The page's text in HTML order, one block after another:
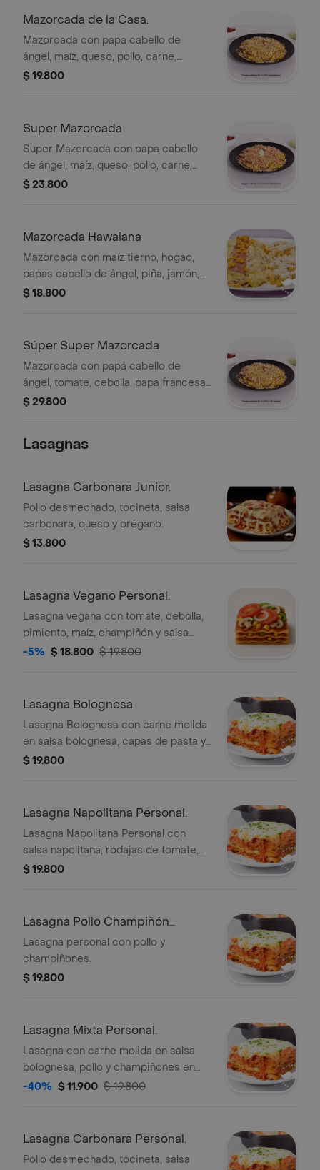
Mazorcada de la Casa.
Mazorcada con papa cabello de
ángel, maíz, queso, pollo, carne,
chorizo y tocineta. Incluye salsas.
$ 19.800
Super Mazorcada
Super Mazorcada con papa cabello
de ángel, maíz, queso, pollo, carne,
tocineta, chorizo, champiñones,
$ 23.800
Mazorcada Hawaiana
Mazorcada con maíz tierno, hogao,
papas cabello de ángel, piña, jamón,
tocineta y queso, acompañada de
$ 18.800
Súper Super Mazorcada
Mazorcada con papá cabello de
ángel, tomate, cebolla, papa francesa,
chorizo, carne, pollo, tocineta y
$ 29.800
Lasagnas
Lasagna Carbonara Junior.
Pollo desmechado, tocineta, salsa
carbonara, queso y orégano.
$ 13.800
Lasagna Vegano Personal.
Lasagna vegana con tomate, cebolla,
pimiento, maíz, champiñón y salsa
napolitana.
-5% $ 18.800 $ 19.800
Lasagna Bolognesa
Lasagna Bolognesa con carne molida
en salsa bolognesa, capas de pasta y
queso gratinado.
$ 19.800
Lasagna Napolitana Personal.
Lasagna Napolitana Personal con
salsa napolitana, rodajas de tomate,
orégano y queso gratinado.
$ 19.800
Lasagna Pollo Champiñón
Personal.
Lasagna personal con pollo y
champiñones.
$ 19.800
Lasagna Mixta Personal.
Lasagna con carne molida en salsa
bolognesa, pollo y champiñones en
salsa bechamel.
-40% $ 11.900 $ 19.800
Lasagna Carbonara Personal.
Pollo desmechado, tocineta, salsa